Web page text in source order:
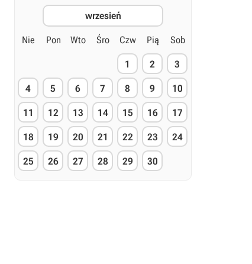
wrzesień
Nie Pon Wto Śro Czw Pią Sob
1 2 3
4 5 6 7 8 9 10
11 12 13 14 15 16 17
18 19 20 21 22 23 24
25 26 27 28 29 30